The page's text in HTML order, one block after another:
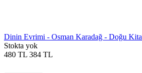
Dinin Evrimi - Osman Karadağ - Doğu
Stokta yok
480 TL 384 TL